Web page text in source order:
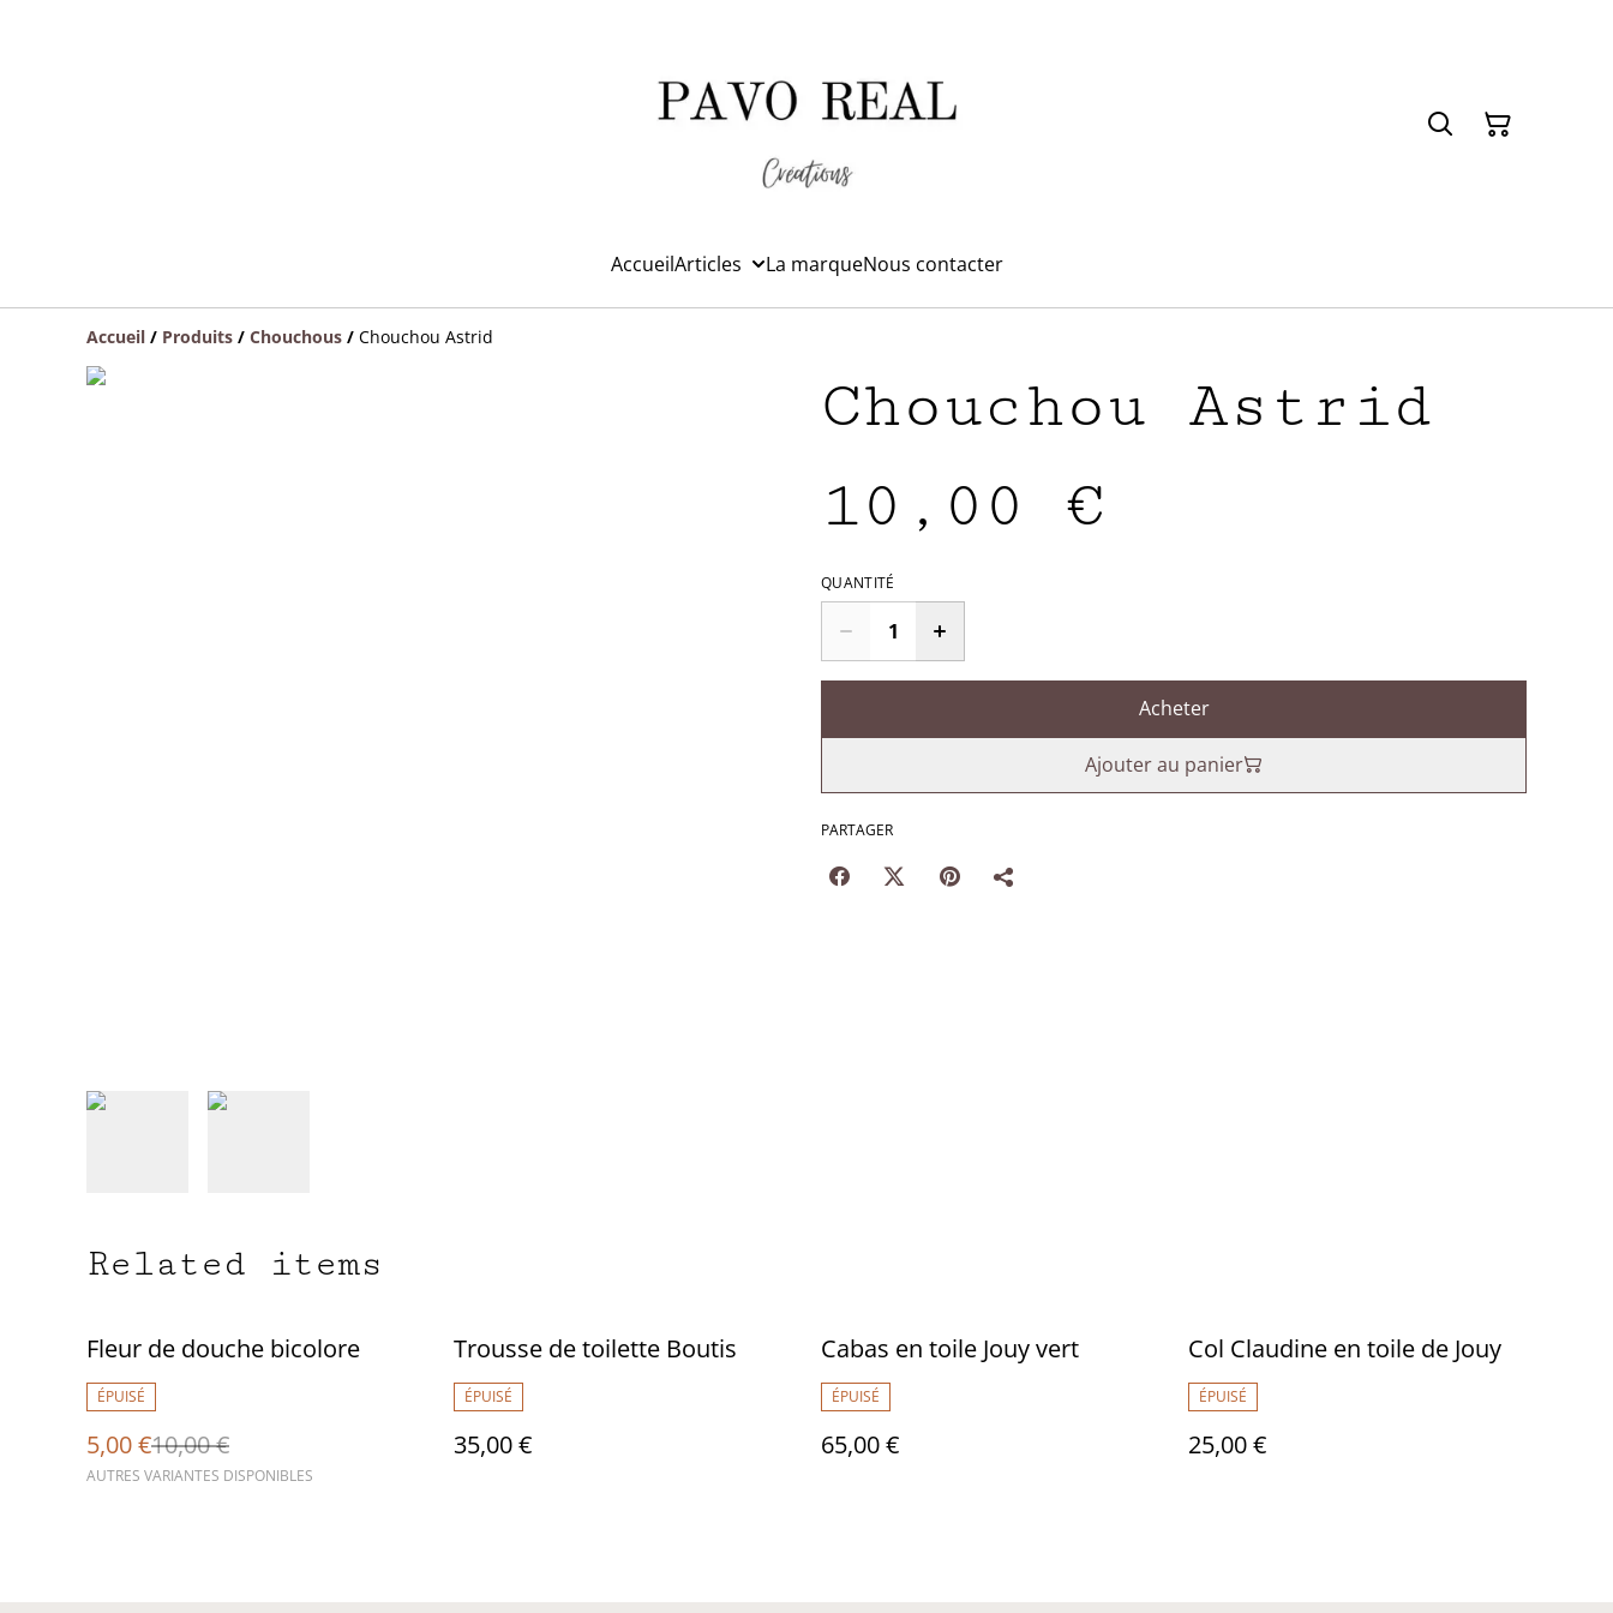
AccueilArticles La marqueNous contacter
Accueil / Produits / Chouchous / Chouchou Astrid
Chouchou Astrid
10,00 €
QUANTITÉ
Acheter
Ajouter au panier
PARTAGER
Related items
% Fleur de douche bicolore
ÉPUISÉ
5,00 €10,00 €
AUTRES VARIANTES DISPONIBLES
Trousse de toilette Boutis
ÉPUISÉ
35,00 €
Cabas en toile Jouy vert
ÉPUISÉ
65,00 €
Col Claudine en toile de Jouy
ÉPUISÉ
25,00 €